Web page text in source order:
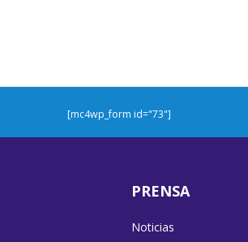
[mc4wp_form id="73"]
PRENSA
Noticias